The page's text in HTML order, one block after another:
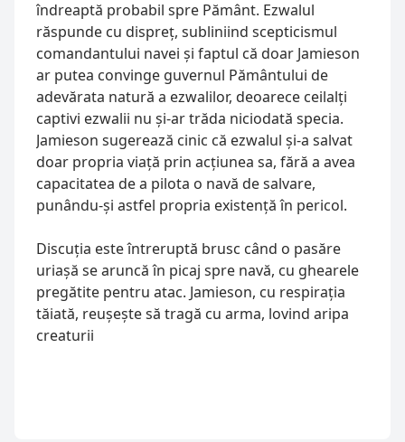
îndreaptă probabil spre Pământ. Ezwalul
răspunde cu dispreț, subliniind scepticismul
comandantului navei și faptul că doar Jamieson
ar putea convinge guvernul Pământului de
adevărata natură a ezwalilor, deoarece ceilalți
captivi ezwalii nu și-ar trăda niciodată specia.
Jamieson sugerează cinic că ezwalul și-a salvat
doar propria viață prin acțiunea sa, fără a avea
capacitatea de a pilota o navă de salvare,
punându-și astfel propria existență în pericol.
Discuția este întreruptă brusc când o pasăre
uriașă se aruncă în picaj spre navă, cu ghearele
pregătite pentru atac. Jamieson, cu respirația
tăiată, reușește să tragă cu arma, lovind aripa
creaturii